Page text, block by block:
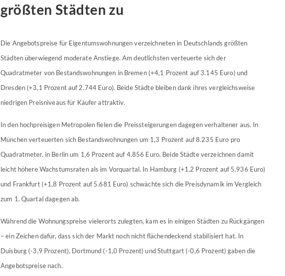
größten Städten zu
Die Angebotspreise für Eigentumswohnungen verzeichneten in Deutschlands größten
Städten überwiegend moderate Anstiege. Am deutlichsten verteuerte sich der
Quadratmeter von Bestandswohnungen in Bremen (+4,1 Prozent auf 3.145 Euro) und
Dresden (+3,1 Prozent auf 2.744 Euro). Beide Städte bleiben dank ihres vergleichsweise
niedrigen Preisniveaus für Käufer attraktiv.
In den hochpreisigen Metropolen fielen die Preissteigerungen dagegen verhaltener aus. In
München verteuerten sich Bestandswohnungen um 1,3 Prozent auf 8.235 Euro pro
Quadratmeter, in Berlin um 1,6 Prozent auf 4.856 Euro. Beide Städte verzeichnen damit
leicht höhere Wachstumsraten als im Vorquartal. In Hamburg (+1,2 Prozent auf 5.936 Euro)
und Frankfurt (+1,8 Prozent auf 5.681 Euro) schwächte sich die Preisdynamik im Vergleich
zum 1. Quartal dagegen ab.
Während die Wohnungspreise vielerorts zulegten, kam es in einigen Städten zu Rückgängen
– ein Zeichen dafür, dass sich der Markt noch nicht flächendeckend stabilisiert hat. In
Duisburg (-3,9 Prozent), Dortmund (-1,0 Prozent) und Stuttgart (-0,6 Prozent) gaben die
Angebotspreise nach.